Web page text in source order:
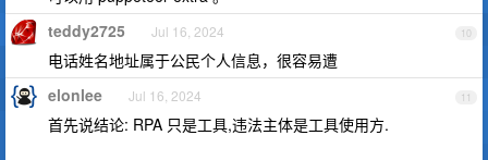
10
teddy2725 Jul 16, 2024
电话姓名地址属于公民个人信息，很容易遭
11
elonlee Jul 16, 2024
首先说结论: RPA 只是工具,违法主体是工具使用方.